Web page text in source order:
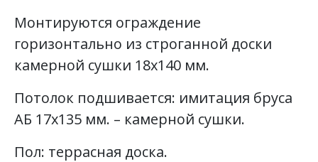
Монтируются ограждение
горизонтально из строганной доски
камерной сушки 18х140 мм.
Потолок подшивается: имитация бруса
АБ 17х135 мм. – камерной сушки.
Пол: террасная доска.